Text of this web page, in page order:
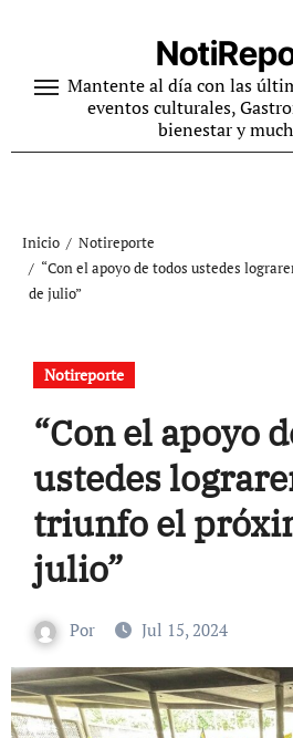
contenidoMantente al día con las
eventos culturales,
bienestar y
Inicio
Notireporte
“Con el apoyo de todos ustedes
de julio”
Notireporte
“Con el apoyo
ustedes
triunfo el
julio”
Por Jul 15, 2024